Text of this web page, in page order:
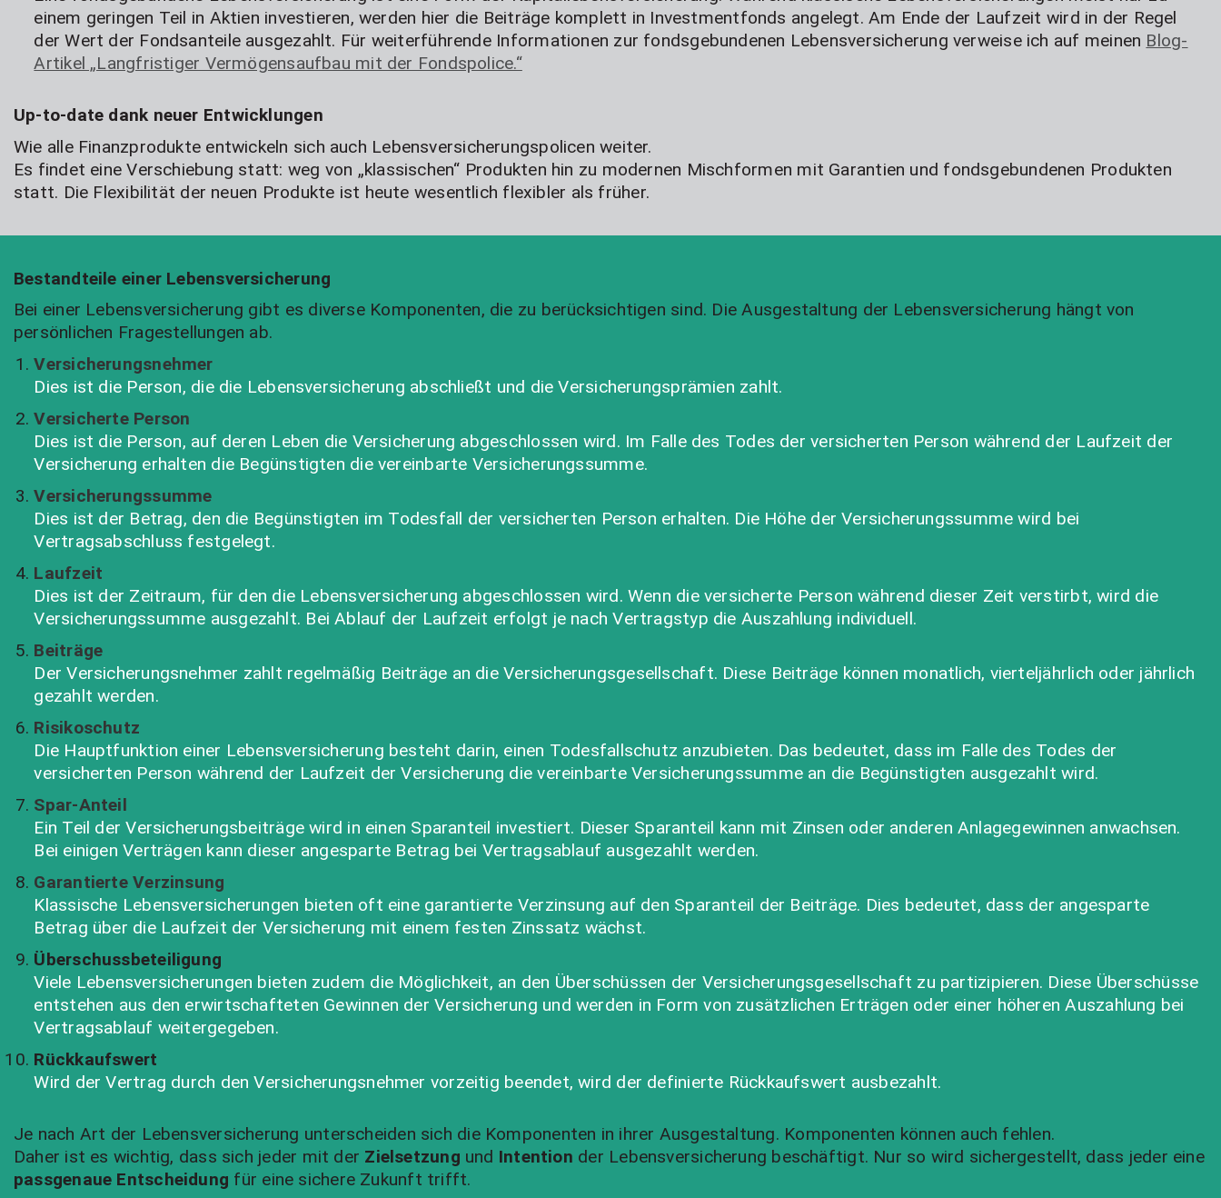
einem geringen Teil in Aktien investieren, werden hier die Beiträge komplett in Investmentfonds angelegt. Am Ende der Laufzeit wird in der Regel
der Wert der Fondsanteile ausgezahlt. Für weiterführende Informationen zur fondsgebundenen Lebensversicherung verweise ich auf meinen Blog-
Artikel „Langfristiger Vermögensaufbau mit der Fondspolice.“
Up-to-date dank neuer Entwicklungen
Wie alle Finanzprodukte entwickeln sich auch Lebensversicherungspolicen weiter.
Es findet eine Verschiebung statt: weg von „klassischen“ Produkten hin zu modernen Mischformen mit Garantien und fondsgebundenen Produkten
statt. Die Flexibilität der neuen Produkte ist heute wesentlich flexibler als früher.
Bestandteile einer Lebensversicherung
Bei einer Lebensversicherung gibt es diverse Komponenten, die zu berücksichtigen sind. Die Ausgestaltung der Lebensversicherung hängt von
persönlichen Fragestellungen ab.
Versicherungsnehmer
Dies ist die Person, die die Lebensversicherung abschließt und die Versicherungsprämien zahlt.
Versicherte Person
Dies ist die Person, auf deren Leben die Versicherung abgeschlossen wird. Im Falle des Todes der versicherten Person während der Laufzeit der
Versicherung erhalten die Begünstigten die vereinbarte Versicherungssumme.
Versicherungssumme
Dies ist der Betrag, den die Begünstigten im Todesfall der versicherten Person erhalten. Die Höhe der Versicherungssumme wird bei
Vertragsabschluss festgelegt.
Laufzeit
Dies ist der Zeitraum, für den die Lebensversicherung abgeschlossen wird. Wenn die versicherte Person während dieser Zeit verstirbt, wird die
Versicherungssumme ausgezahlt. Bei Ablauf der Laufzeit erfolgt je nach Vertragstyp die Auszahlung individuell.
Beiträge
Der Versicherungsnehmer zahlt regelmäßig Beiträge an die Versicherungsgesellschaft. Diese Beiträge können monatlich, vierteljährlich oder jährlich
gezahlt werden.
Risikoschutz
Die Hauptfunktion einer Lebensversicherung besteht darin, einen Todesfallschutz anzubieten. Das bedeutet, dass im Falle des Todes der
versicherten Person während der Laufzeit der Versicherung die vereinbarte Versicherungssumme an die Begünstigten ausgezahlt wird.
Spar-Anteil
Ein Teil der Versicherungsbeiträge wird in einen Sparanteil investiert. Dieser Sparanteil kann mit Zinsen oder anderen Anlagegewinnen anwachsen.
Bei einigen Verträgen kann dieser angesparte Betrag bei Vertragsablauf ausgezahlt werden.
Garantierte Verzinsung
Klassische Lebensversicherungen bieten oft eine garantierte Verzinsung auf den Sparanteil der Beiträge. Dies bedeutet, dass der angesparte
Betrag über die Laufzeit der Versicherung mit einem festen Zinssatz wächst.
Überschussbeteiligung
Viele Lebensversicherungen bieten zudem die Möglichkeit, an den Überschüssen der Versicherungsgesellschaft zu partizipieren. Diese Überschüsse
entstehen aus den erwirtschafteten Gewinnen der Versicherung und werden in Form von zusätzlichen Erträgen oder einer höheren Auszahlung bei
Vertragsablauf weitergegeben.
Rückkaufswert
Wird der Vertrag durch den Versicherungsnehmer vorzeitig beendet, wird der definierte Rückkaufswert ausbezahlt.
Je nach Art der Lebensversicherung unterscheiden sich die Komponenten in ihrer Ausgestaltung. Komponenten können auch fehlen.
Daher ist es wichtig, dass sich jeder mit der Zielsetzung und Intention der Lebensversicherung beschäftigt. Nur so wird sichergestellt, dass jeder eine
passgenaue Entscheidung für eine sichere Zukunft trifft.